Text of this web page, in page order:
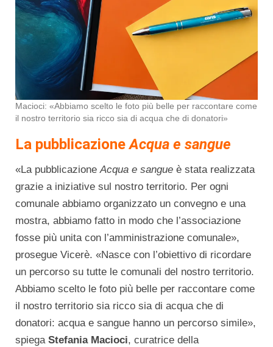
Macioci: «Abbiamo scelto le foto più belle per raccontare come
il nostro territorio sia ricco sia di acqua che di donatori»
La pubblicazioneAcqua e sangue
«La pubblicazioneAcqua e sangue è stata realizzata
grazie a iniziative sul nostro territorio. Per ogni
comunale abbiamo organizzato un convegno e una
mostra, abbiamo fatto in modo che l’associazione
fosse più unita con l’amministrazione comunale»,
prosegue Vicerè. «Nasce con l’obiettivo di ricordare
un percorso su tutte le comunali del nostro territorio.
Abbiamo scelto le foto più belle per raccontare come
il nostro territorio sia ricco sia di acqua che di
donatori: acqua e sangue hanno un percorso simile»,
spiega Stefania Macioci, curatrice della